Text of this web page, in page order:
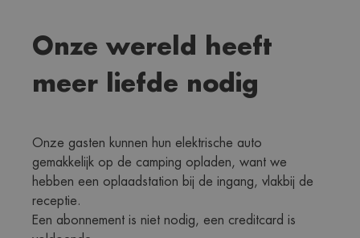
Onze wereld heeft
meer liefde nodig
Onze gasten kunnen hun elektrische auto
gemakkelijk op de camping opladen, want we
hebben een oplaadstation bij de ingang, vlakbij de
receptie.
Een abonnement is niet nodig, een creditcard is